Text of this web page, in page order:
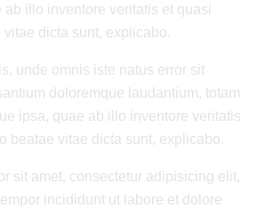
ab illo inventore veritatis et quasi
vitae dicta sunt, explicabo.
unde omnis iste natus error sit
doloremque laudantium, totam
ipsa, quae ab illo inventore veritatis
beatae vitae dicta sunt, explicabo.
sit amet, consectetur adipisicing elit,
incididunt ut labore et dolore